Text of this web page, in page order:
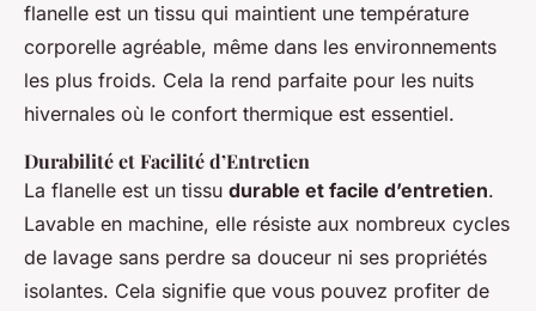
flanelle est un tissu qui maintient une température
corporelle agréable, même dans les environnements
les plus froids. Cela la rend parfaite pour les nuits
hivernales où le confort thermique est essentiel.
Durabilité et Facilité d’Entretien
La flanelle est un tissu durable et facile d’entretien.
Lavable en machine, elle résiste aux nombreux cycles
de lavage sans perdre sa douceur ni ses propriétés
isolantes. Cela signifie que vous pouvez profiter de